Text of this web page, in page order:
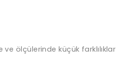
ölçülerinde küçük farklılıklar